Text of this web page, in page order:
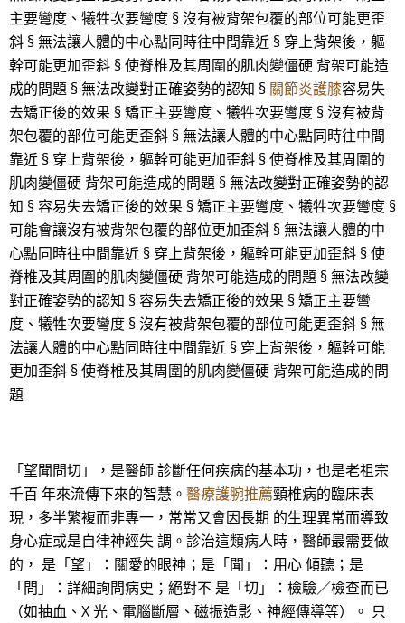
主要彎度、犧牲次要彎度 § 沒有被背架包覆的部位可能更歪
斜 § 無法讓人體的中心點同時往中間靠近 § 穿上背架後，軀
幹可能更加歪斜 § 使脊椎及其周圍的肌肉變僵硬 背架可能造
成的問題 § 無法改變對正確姿勢的認知 § 關節炎護膝容易失
去矯正後的效果 § 矯正主要彎度、犧牲次要彎度 § 沒有被背
架包覆的部位可能更歪斜 § 無法讓人體的中心點同時往中間
靠近 § 穿上背架後，軀幹可能更加歪斜 § 使脊椎及其周圍的
肌肉變僵硬 背架可能造成的問題 § 無法改變對正確姿勢的認
知 § 容易失去矯正後的效果 § 矯正主要彎度、犧牲次要彎度 §
可能會讓沒有被背架包覆的部位更加歪斜 § 無法讓人體的中
心點同時往中間靠近 § 穿上背架後，軀幹可能更加歪斜 § 使
脊椎及其周圍的肌肉變僵硬 背架可能造成的問題 § 無法改變
對正確姿勢的認知 § 容易失去矯正後的效果 § 矯正主要彎
度、犧牲次要彎度 § 沒有被背架包覆的部位可能更歪斜 § 無
法讓人體的中心點同時往中間靠近 § 穿上背架後，軀幹可能
更加歪斜 § 使脊椎及其周圍的肌肉變僵硬 背架可能造成的問
題
「望聞問切」，是醫師 診斷任何疾病的基本功，也是老祖宗
千百 年來流傳下來的智慧。 醫療護腕推薦頸椎病的臨床表
現，多半繁複而非專一，常常又會因長期 的生理異常而導致
身心症或是自律神經失 調。診治這類病人時，醫師最需要做
的， 是「望」：關愛的眼神；是「聞」：用心 傾聽；是
「問」：詳細詢問病史；絕對不 是「切」：檢驗／檢查而已
（如抽血、X 光、電腦斷層、磁振造影、神經傳導等）。 只